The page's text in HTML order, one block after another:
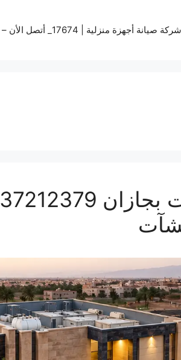
شركة صيانة أجهزة منزلية | 17674_ أتصل الأن – أون ريبير